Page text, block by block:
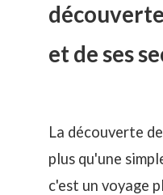
et de ses
La découverte
plus qu'une
c'est un voyage